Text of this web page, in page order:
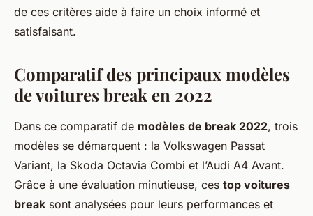
de ces critères aide à faire un choix informé et
satisfaisant.
Comparatif des principaux modèles
de voitures break en 2022
Dans ce comparatif de modèles de break 2022, trois
modèles se démarquent : la Volkswagen Passat
Variant, la Skoda Octavia Combi et l’Audi A4 Avant.
Grâce à une évaluation minutieuse, ces top voitures
break sont analysées pour leurs performances et